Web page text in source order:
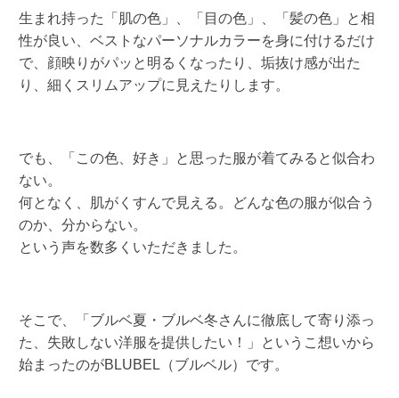
生まれ持った「肌の色」、「目の色」、「髪の色」と相
性が良い、ベストなパーソナルカラーを身に付けるだけ
で、顔映りがパッと明るくなったり、垢抜け感が出た
り、細くスリムアップに見えたりします。
でも、「この色、好き」と思った服が着てみると似合わ
ない。
何となく、肌がくすんで見える。どんな色の服が似合う
のか、分からない。
という声を数多くいただきました。
そこで、「ブルベ夏・ブルベ冬さんに徹底して寄り添っ
た、失敗しない洋服を提供したい！」というこ想いから
始まったのがBLUBEL（ブルベル）です。